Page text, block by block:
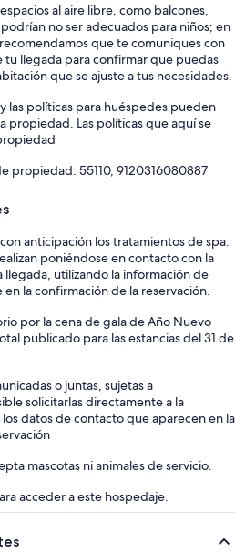
al aire libre, como balcones,
no ser adecuados para niños; en
que te comuniques con
tu llegada para confirmar que puedas
que se ajuste a tus necesidades.
las políticas para huéspedes pueden
propiedad. Las políticas que aquí se
propiedad: 55110, 9120316080887
anticipación los tratamientos de spa.
poniéndose en contacto con la
utilizando la información de
la confirmación de la reservación.
por la cena de gala de Año Nuevo
publicado para las estancias del 31 de
o juntas, sujetas a
solicitarlas directamente a la
datos de contacto que aparecen en la
mascotas ni animales de servicio.
acceder a este hospedaje.